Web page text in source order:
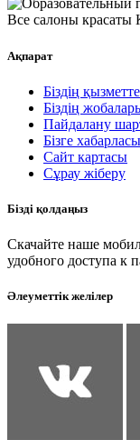
Все салоны красаты
Ақпарат
Біздің
Біздің
Пайдалану
Бізге
Сайт картасы
Сұрау жіберу
Бізді қолдаңыз
Скачайте наше
удобного доступа к
Әлеуметтік желілер